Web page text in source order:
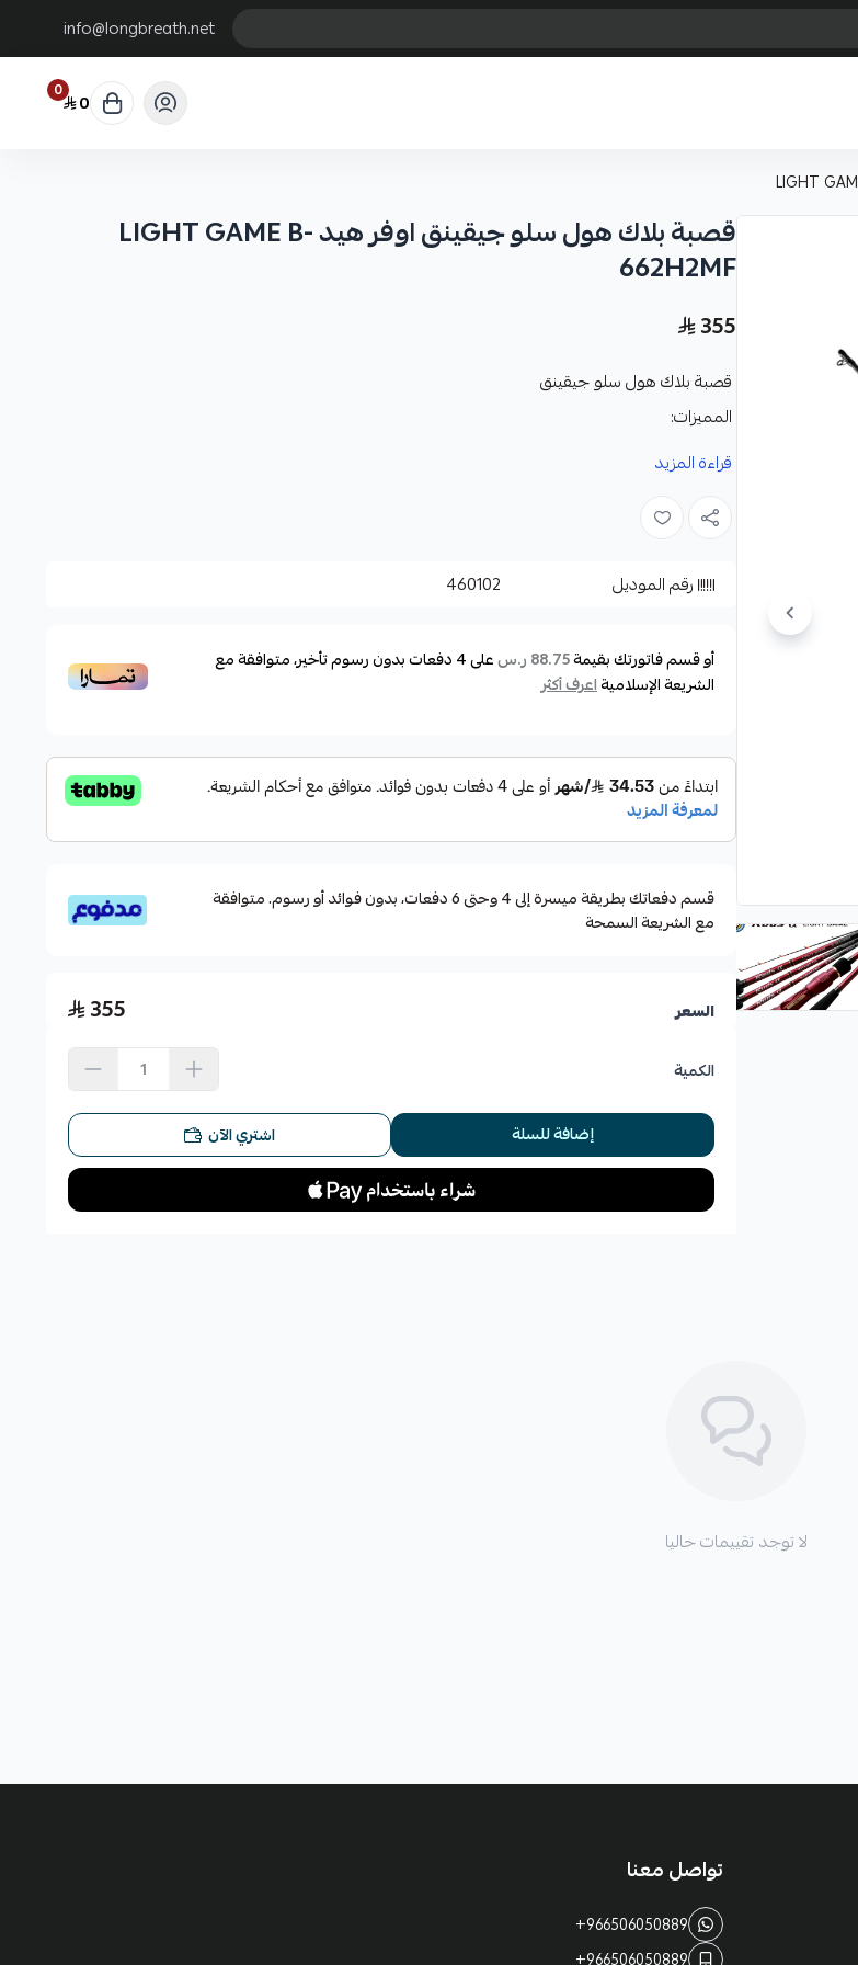
info@longbreath.net
0 0
قصبة بلاك هول سلو جيقينق اوفر هيد LIGHT GAME B-
662H2MF
355
قصبة بلاك هول سلو جيقينق
المميزات:
القايدات او الحلقات فوجي ياباني
طرف القصبة عالي المرونة الطعم الصناعي يحصل على ضربات جيدة
الموصفات:
الطول : 198سم
وزن اللور : ماكس 300 جرام
الخيط : P.E2.0-4.0
عدد القطع : 2
الكاربون عالى المرونة
قراءة المزيد
رقم الموديل 460102
أو قسم فاتورتك بقيمة88.75 ر.س على4دفعات بدون رسوم تأخير، متوافقة مع
الشريعة الإسلاميةاعرف أكثر
قسم دفعاتك بطريقة ميسرة إلى 4 وحتى 6 دفعات، بدون فوائد أو رسوم. متوافقة
مع الشريعة السمحة
السعر 355
الكمية
إضافة للسلة اشتري الآن
لا توجد تقييمات حاليا
تواصل معنا
+966506050889